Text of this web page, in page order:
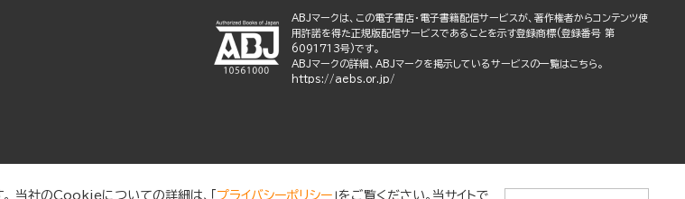
ABJマークは、この電子書店・電子書籍配信サービスが、著作権者からコンテンツ使
用許諾を得た正規版配信サービスであることを示す登録商標(登録番号 第
6091713号)です。
ABJマークの詳細、ABJマークを掲示しているサービスの一覧はこちら。
https://aebs.or.jp/
当社のCookieについての詳細は、「 プライバシーポリシー 」をご覧ください。当サイトで